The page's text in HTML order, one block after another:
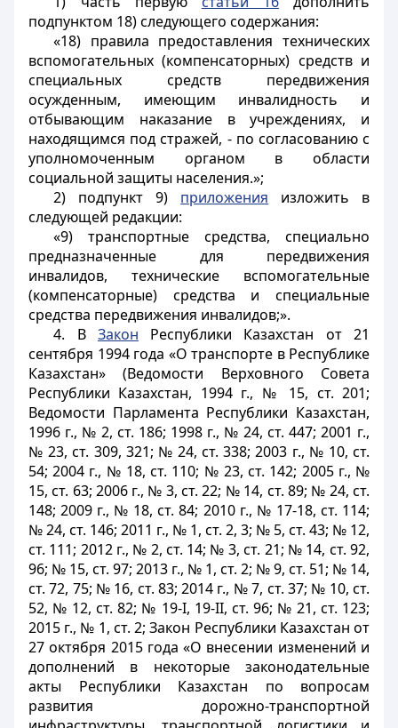
подпунктом 18) следующего содержания:
«18) правила предоставления технических
вспомогательных (компенсаторных) средств и
специальных средств передвижения
осужденным, имеющим инвалидность и
отбывающим наказание в учреждениях, и
находящимся под стражей, - по согласованию с
уполномоченным органом в области
социальной защиты населения.»;
2) подпункт 9) приложения изложить в
следующей редакции:
«9) транспортные средства, специально
предназначенные для передвижения
инвалидов, технические вспомогательные
(компенсаторные) средства и специальные
средства передвижения инвалидов;».
4. В Закон Республики Казахстан от 21
сентября 1994 года «О транспорте в Республике
Казахстан» (Ведомости Верховного Совета
Республики Казахстан, 1994 г., № 15, ст. 201;
Ведомости Парламента Республики Казахстан,
1996 г., № 2, ст. 186; 1998 г., № 24, ст. 447; 2001 г.,
№ 23, ст. 309, 321; № 24, ст. 338; 2003 г., № 10, ст.
54; 2004 г., № 18, ст. 110; № 23, ст. 142; 2005 г., №
15, ст. 63; 2006 г., № 3, ст. 22; № 14, ст. 89; № 24, ст.
148; 2009 г., № 18, ст. 84; 2010 г., № 17-18, ст. 114;
№ 24, ст. 146; 2011 г., № 1, ст. 2, 3; № 5, ст. 43; № 12,
ст. 111; 2012 г., № 2, ст. 14; № 3, ст. 21; № 14, ст. 92,
96; № 15, ст. 97; 2013 г., № 1, ст. 2; № 9, ст. 51; № 14,
ст. 72, 75; № 16, ст. 83; 2014 г., № 7, ст. 37; № 10, ст.
52, № 12, ст. 82; № 19-I, 19-II, ст. 96; № 21, ст. 123;
2015 г., № 1, ст. 2; Закон Республики Казахстан от
27 октября 2015 года «О внесении изменений и
дополнений в некоторые законодательные
акты Республики Казахстан по вопросам
развития дорожно-транспортной